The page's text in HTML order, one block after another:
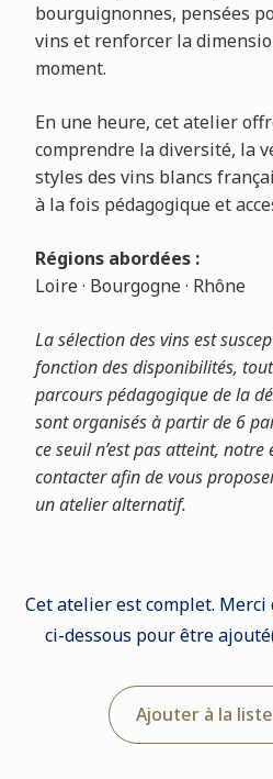
bourguignonnes, pensées
vins et renforcer la
moment.
En une heure, cet atelier
comprendre la diversité, la
styles des vins blancs
à la fois pédagogique et
Régions abordées :
Loire · Bourgogne · Rhône
La sélection des vins est
fonction des disponibilités,
parcours pédagogique de la
sont organisés à partir de 6
ce seuil n’est pas atteint,
contacter afin de vous
un atelier alternatif.
Cet atelier est complet.
ci-dessous pour être
Ajouter à la